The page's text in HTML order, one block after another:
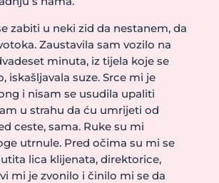
zabiti u neki zid da nestanem, da
Zaustavila sam vozilo na
minuta, iz tijela koje se
iskašljavala suze. Srce mi je
i nisam se usudila upaliti
u strahu da ću umrijeti od
ceste, sama. Ruke su mi
utrnule. Pred očima su mi se
lica klijenata, direktorice,
mi je zvonilo i činilo mi se da